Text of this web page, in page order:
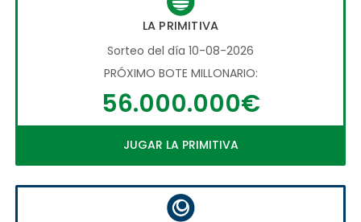
LA PRIMITIVA
Sorteo del día 10-08-2026
PRÓXIMO BOTE MILLONARIO:
56.000.000€
JUGAR LA PRIMITIVA